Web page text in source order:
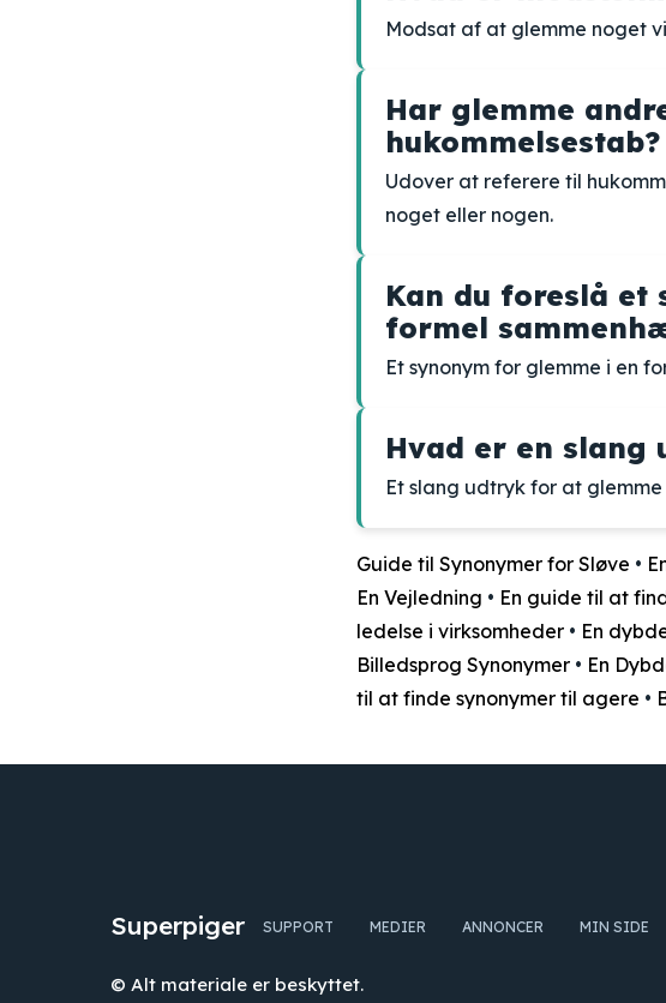
Modsat af at glemme noget
Har glemme
hukommelsestab?
Udover at referere til
noget eller nogen.
Kan du foreslå et
formel
Et synonym for glemme i en
Hvad er en slang
Et slang udtryk for at
Guide til Synonymer for Sløve •
En Vejledning • En guide til at
ledelse i virksomheder • En
Billedsprog Synonymer • En
til at finde synonymer til agere •
Superpiger SUPPORT MEDIER ANNONCER MIN SIDE
© Alt materiale er beskyttet.